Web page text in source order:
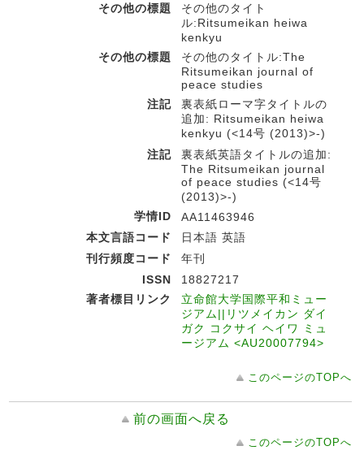
その他の標題
その他のタイト
ル:Ritsumeikan heiwa
kenkyu
その他の標題
その他のタイトル:The
Ritsumeikan journal of
peace studies
注記
裏表紙ローマ字タイトルの
追加: Ritsumeikan heiwa
kenkyu (<14号 (2013)>-)
注記
裏表紙英語タイトルの追加:
The Ritsumeikan journal
of peace studies (<14号
(2013)>-)
学情ID
AA11463946
本文言語コード
日本語 英語
刊行頻度コード
年刊
ISSN
18827217
著者標目リンク
立命館大学国際平和ミュー
ジアム||リツメイカン ダイ
ガク コクサイ ヘイワ ミュ
ージアム <AU20007794>
このページのTOPへ
前の画面へ戻る
このページのTOPへ